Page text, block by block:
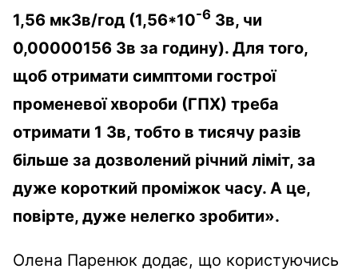
1,56 мкЗв/год (1,56*10-6 Зв, чи
0,00000156 Зв за годину). Для того,
щоб отримати симптоми гострої
променевої хвороби (ГПХ) треба
отримати 1 Зв, тобто в тисячу разів
більше за дозволений річний ліміт, за
дуже короткий проміжок часу. А це,
повірте, дуже нелегко зробити».
Олена Паренюк додає, що користуючись